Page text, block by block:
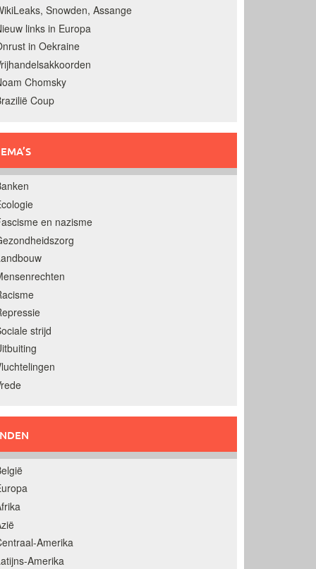
Snowden, Assange
links in Europa
in Oekraine
Chomsky
Coup
en nazisme
strijd
Amerika
Amerika